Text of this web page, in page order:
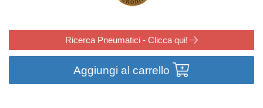
Ricerca Pneumatici - Clicca qui!
Aggiungi al carrello